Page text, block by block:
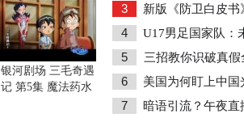
银河剧场 三毛奇遇
记 第5集 魔法药水
3 新版《防卫白皮书
4 U17男足国家队：
5 三招教你识破真
6 美国为何盯上中国
7 暗语引流？午夜直